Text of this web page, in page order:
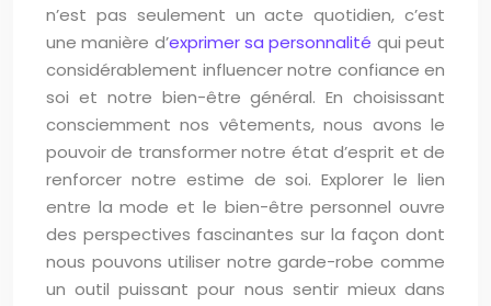
n’est pas seulement un acte quotidien, c’est
une manière d’exprimer sa personnalité qui peut
considérablement influencer notre confiance en
soi et notre bien-être général. En choisissant
consciemment nos vêtements, nous avons le
pouvoir de transformer notre état d’esprit et de
renforcer notre estime de soi. Explorer le lien
entre la mode et le bien-être personnel ouvre
des perspectives fascinantes sur la façon dont
nous pouvons utiliser notre garde-robe comme
un outil puissant pour nous sentir mieux dans